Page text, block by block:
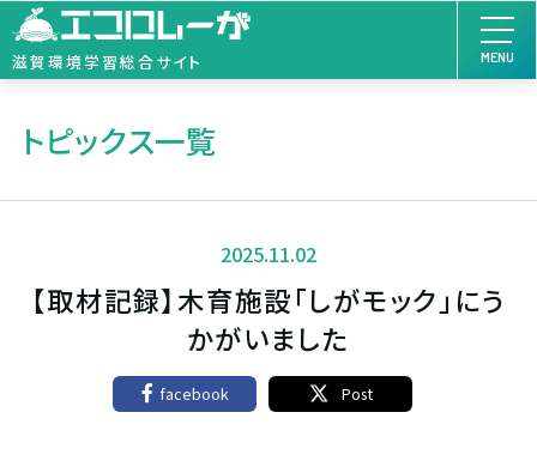
滋賀環境学習総合サイト MENU
トピックス一覧
2025.11.02
【取材記録】木育施設「しがモック」にう
かがいました
facebook Post